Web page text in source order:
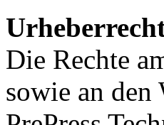
Die Rechte
sowie an den